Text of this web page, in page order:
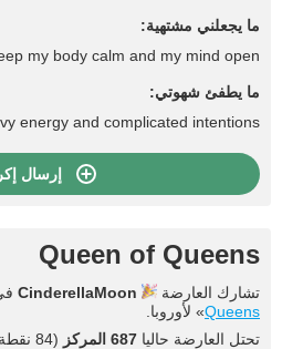
enjoy stepping into my world.
ما يجعلني مشتهية:
my body calm and my mind open.
ما يطفئ شهوتي:
energy and complicated intentions.
إرسال
Queen of Queens
تشارك العارضة CinderellaMoon
Queens» لأوروبا.
تحتل العارضة حاليا 687 المركز (84 نقطة).